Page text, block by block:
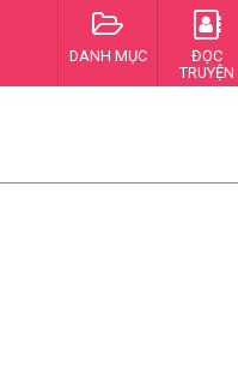
DANH MỤC
ĐỌC
TRUYỆN